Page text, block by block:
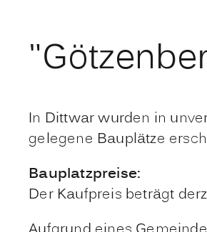
In Dittwar wurden in
gelegene Bauplätze
Bauplatzpreise:
Der Kaufpreis beträgt